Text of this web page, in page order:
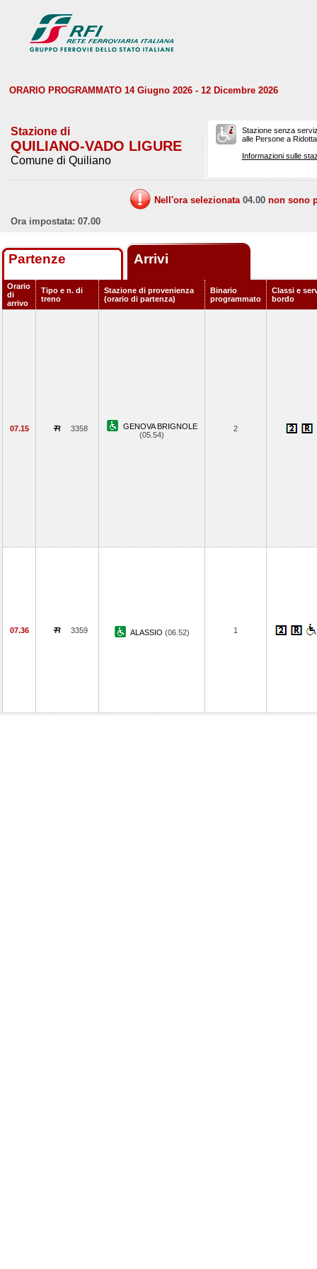
ORARIO PROGRAMMATO 14 Giugno 2026 - 12 Dicembre 2026
Stazione di
QUILIANO-VADO LIGURE
Comune di Quiliano
Stazione senza
alle Persone a
Informazioni sulle
Nell'ora selezionata 04.00 non sono
Ora impostata: 07.00
Partenze Arrivi
Orario
di
arrivo
Tipo e n. di
treno
Stazione di provenienza
(orario di partenza)
Binario
programmato
Classi e
bordo
07.15 3358
GENOVA BRIGNOLE
(05.54)
2
07.36 3359 ALASSIO (06.52) 1